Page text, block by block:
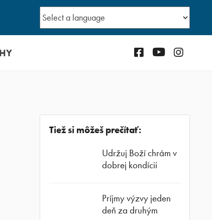
FacebookYouTube
Tiež si môžeš prečítať:
Udržuj Boží chrám v
dobrej kondícii
Príjmy výzvy jeden
deň za druhým